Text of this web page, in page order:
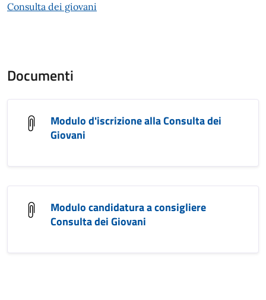
Consulta dei giovani
Documenti
Modulo d'iscrizione alla Consulta dei
Giovani
Modulo candidatura a consigliere
Consulta dei Giovani